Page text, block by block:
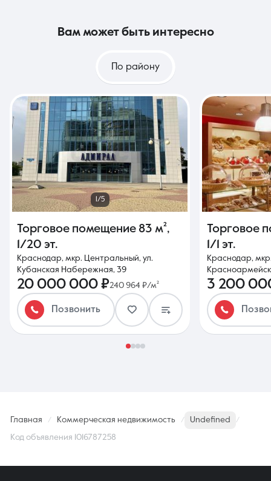
вам может быть интересно
По району
1/5
Торговое помещение 83 м²,
1/20 эт.
Краснодар, мкр. Центральный, ул.
Кубанская Набережная, 39
20 000 000 ₽240 964 ₽/м²
Позвонить
Торговое
1/1 эт.
Краснодар,
3 200
Главная Коммерческая недвижимость Undefined
Код объявления 1016787258